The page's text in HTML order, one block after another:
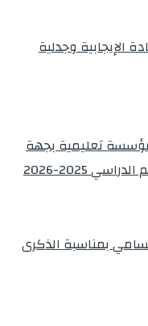
الإيجابية وجدلية
نوفل كديلي يتفقد 39 مؤسسة تعليمية بجهة
2025-2026
بمناسبة الذكرى